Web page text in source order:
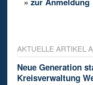
AKTUELLE ARTIKEL
Neue Generation
Kreisverwaltung